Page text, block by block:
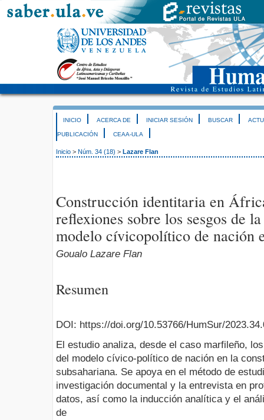
INICIO ACERCA DE INICIAR SESIÓN BUSCAR
PUBLICACIÓN CEAA-ULA
Inicio > Núm. 34 (18) > Lazare Flan
Construcción identitaria en
reflexiones sobre los sesgos de
modelo cívicopolítico de nación
Goualo Lazare Flan
Resumen
DOI: https://doi.org/10.53766/HumSur/
El estudio analiza, desde el caso marfileño,
del modelo cívico-político de nación en la
subsahariana. Se apoya en el método de
investigación documental y la entrevista en
datos, así como la inducción analítica y el
de